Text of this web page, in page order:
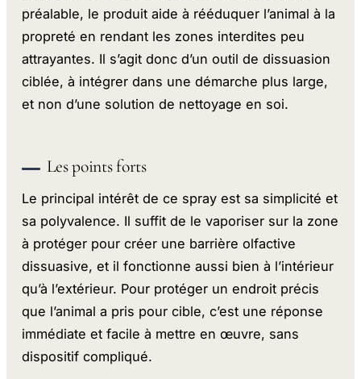
préalable, le produit aide à rééduquer l’animal à la
propreté en rendant les zones interdites peu
attrayantes. Il s’agit donc d’un outil de dissuasion
ciblée, à intégrer dans une démarche plus large,
et non d’une solution de nettoyage en soi.
Les points forts
Le principal intérêt de ce spray est sa simplicité et
sa polyvalence. Il suffit de le vaporiser sur la zone
à protéger pour créer une barrière olfactive
dissuasive, et il fonctionne aussi bien à l’intérieur
qu’à l’extérieur. Pour protéger un endroit précis
que l’animal a pris pour cible, c’est une réponse
immédiate et facile à mettre en œuvre, sans
dispositif compliqué.